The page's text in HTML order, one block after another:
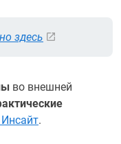
здесь
во внешней
.